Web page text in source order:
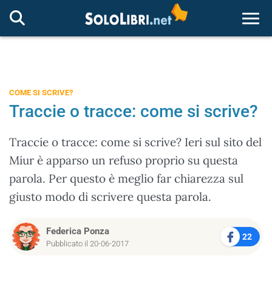
COME SI SCRIVE?
Traccie o tracce: come si scrive?
Traccie o tracce: come si scrive? Ieri sul sito del
Miur è apparso un refuso proprio su questa
parola. Per questo è meglio far chiarezza sul
giusto modo di scrivere questa parola.
Federica Ponza
Pubblicato il 20-06-2017
22